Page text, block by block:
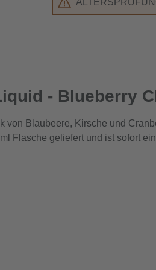
- Blueberry
Blaubeere, Kirsche und
Flasche geliefert und ist sofort